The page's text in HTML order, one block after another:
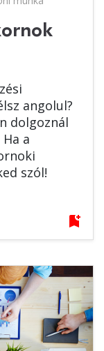
angolul?
dolgoznál
a
szól!
bookmark_add